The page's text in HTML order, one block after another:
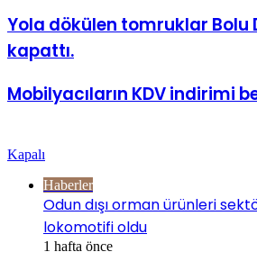
Yola dökülen tomruklar Bolu
kapattı.
Mobilyacıların KDV indirimi
Kapalı
Haberler
Odun dışı orman ürünleri
lokomotifi oldu
1 hafta önce